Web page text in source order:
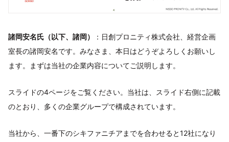
諸岡安名氏（以下、諸岡）
：日創プロニティ株式会社、経営企画
室長の諸岡安名です。みなさま、本日はどうぞよろしくお願いし
ます。まずは当社の企業内容についてご説明します。
スライドの4ページをご覧ください。当社は、スライド右側に記載
のとおり、多くの企業グループで構成されています。
当社から、一番下のシキファニチアまでを合わせると12社になり